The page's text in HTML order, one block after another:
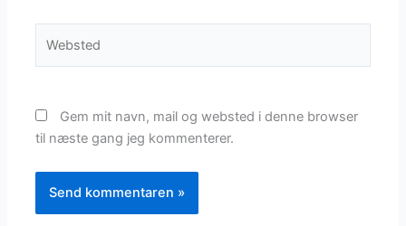
Gem mit navn, mail og websted i denne browser
til næste gang jeg kommenterer.